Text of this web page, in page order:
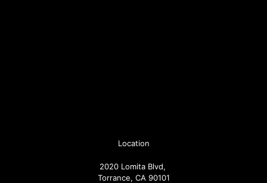
Location
2020 Lomita Blvd,
Torrance, CA 90101